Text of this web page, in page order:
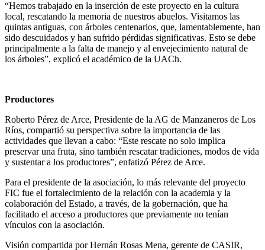
“Hemos trabajado en la inserción de este proyecto en la cultura
local, rescatando la memoria de nuestros abuelos. Visitamos las
quintas antiguas, con árboles centenarios, que, lamentablemente, han
sido descuidados y han sufrido pérdidas significativas. Esto se debe
principalmente a la falta de manejo y al envejecimiento natural de
los árboles”, explicó el académico de la UACh.
Productores
Roberto Pérez de Arce, Presidente de la AG de Manzaneros de Los
Ríos, compartió su perspectiva sobre la importancia de las
actividades que llevan a cabo: “Este rescate no solo implica
preservar una fruta, sino también rescatar tradiciones, modos de vida
y sustentar a los productores”, enfatizó Pérez de Arce.
Para el presidente de la asociación, lo más relevante del proyecto
FIC fue el fortalecimiento de la relación con la academia y la
colaboración del Estado, a través, de la gobernación, que ha
facilitado el acceso a productores que previamente no tenían
vínculos con la asociación.
Visión compartida por Hernán Rosas Mena, gerente de CASIR,